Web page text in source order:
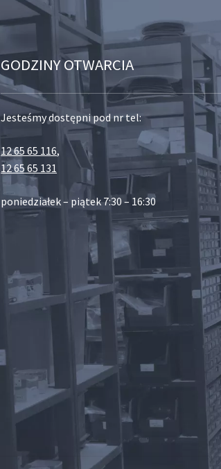
GODZINY OTWARCIA
Jesteśmy dostępni pod nr tel:
12 65 65 116,
12 65 65 131
poniedziałek – piątek 7:30 – 16:30